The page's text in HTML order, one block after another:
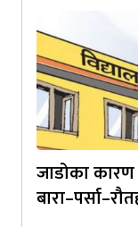
जाडोका